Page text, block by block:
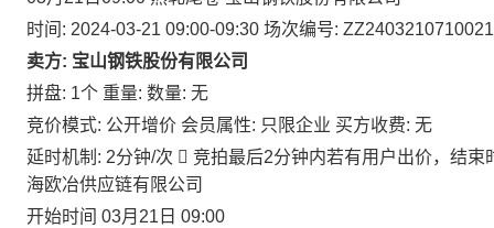
时间: 2024-03-21 09:00-09:30 场次编号: ZZ2403210710021
卖方: 宝山钢铁股份有限公司
拼盘: 1个 重量: 数量: 无
竞价模式: 公开增价 会员属性: 只限企业 买方收费: 无
延时机制: 2分钟/次  竞拍最后2分钟内若有用户出价，结
海欧冶供应链有限公司
开始时间 03月21日 09:00